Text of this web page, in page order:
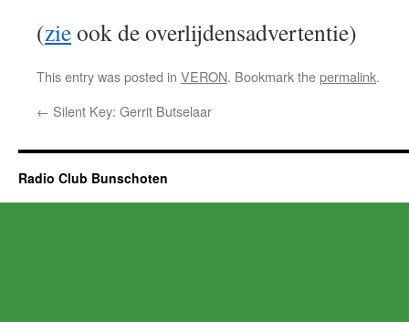
(zieook de overlijdensadvertentie)
This entry was posted in VERON. Bookmark thepermalink.
← Silent Key: Gerrit Butselaar
Radio Club Bunschoten